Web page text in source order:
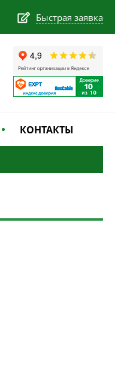
Быстрая заявка
КОНТАКТЫ